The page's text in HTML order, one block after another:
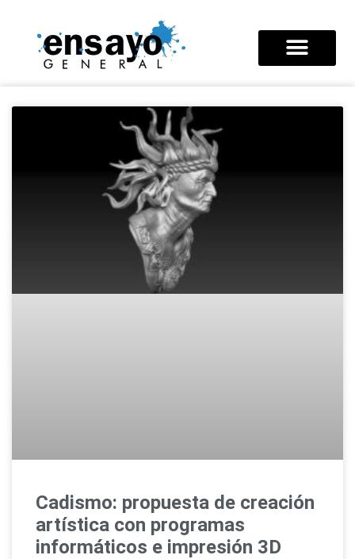
Cadismo: propuesta de creación
artística con programas
informáticos e impresión 3D